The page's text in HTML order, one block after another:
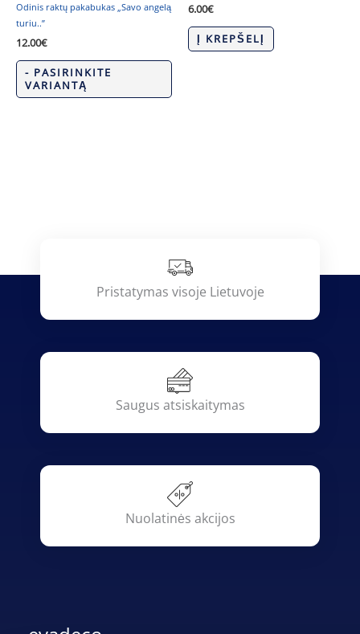
Odinis raktų pakabukas „Savo angelą
turiu..”
12.00€
- PASIRINKITE
VARIANTĄ
6.00€
Į KREPŠELĮ
Pristatymas visoje Lietuvoje
Saugus atsiskaitymas
Nuolatinės akcijos